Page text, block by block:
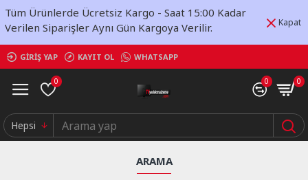
Tüm Ürünlerde Ücretsiz Kargo - Saat 15:00 Kadar
Verilen Siparişler Aynı Gün Kargoya Verilir.
Kapat
GIRIŞ YAP KAYIT OL WHATSAPP
0 0 0
Hepsi
ARAMA